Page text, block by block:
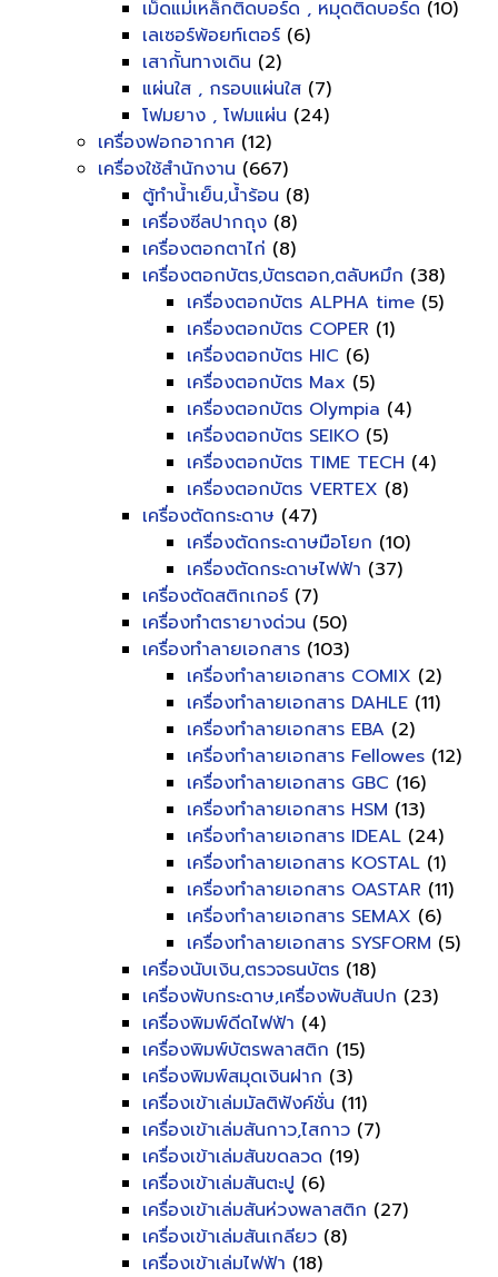
เม็ดแม่เหล็กติดบอร์ด , หมุดติดบอร์ด (10)
เลเซอร์พ้อยท์เตอร์ (6)
เสากั้นทางเดิน (2)
แผ่นใส , กรอบแผ่นใส (7)
โฟมยาง , โฟมแผ่น (24)
เครื่องฟอกอากาศ (12)
เครื่องใช้สำนักงาน (667)
ตู้ทำน้ำเย็น,น้ำร้อน (8)
เครื่องซีลปากถุง (8)
เครื่องตอกตาไก่ (8)
เครื่องตอกบัตร,บัตรตอก,ตลับหมึก (38)
เครื่องตอกบัตร ALPHA time (5)
เครื่องตอกบัตร COPER (1)
เครื่องตอกบัตร HIC (6)
เครื่องตอกบัตร Max (5)
เครื่องตอกบัตร Olympia (4)
เครื่องตอกบัตร SEIKO (5)
เครื่องตอกบัตร TIME TECH (4)
เครื่องตอกบัตร VERTEX (8)
เครื่องตัดกระดาษ (47)
เครื่องตัดกระดาษมือโยก (10)
เครื่องตัดกระดาษไฟฟ้า (37)
เครื่องตัดสติกเกอร์ (7)
เครื่องทำตรายางด่วน (50)
เครื่องทำลายเอกสาร (103)
เครื่องทำลายเอกสาร COMIX (2)
เครื่องทำลายเอกสาร DAHLE (11)
เครื่องทำลายเอกสาร EBA (2)
เครื่องทำลายเอกสาร Fellowes (12)
เครื่องทำลายเอกสาร GBC (16)
เครื่องทำลายเอกสาร HSM (13)
เครื่องทำลายเอกสาร IDEAL (24)
เครื่องทำลายเอกสาร KOSTAL (1)
เครื่องทำลายเอกสาร OASTAR (11)
เครื่องทำลายเอกสาร SEMAX (6)
เครื่องทำลายเอกสาร SYSFORM (5)
เครื่องนับเงิน,ตรวจธนบัตร (18)
เครื่องพับกระดาษ,เครื่องพับสันปก (23)
เครื่องพิมพ์ดีดไฟฟ้า (4)
เครื่องพิมพ์บัตรพลาสติก (15)
เครื่องพิมพ์สมุดเงินฝาก (3)
เครื่องเข้าเล่มมัลติฟังค์ชั่น (11)
เครื่องเข้าเล่มสันกาว,ไสกาว (7)
เครื่องเข้าเล่มสันขดลวด (19)
เครื่องเข้าเล่มสันตะปู (6)
เครื่องเข้าเล่มสันห่วงพลาสติก (27)
เครื่องเข้าเล่มสันเกลียว (8)
เครื่องเข้าเล่มไฟฟ้า (18)